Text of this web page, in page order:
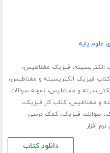
علوم پایه
الکتریسیته، فیزیک مغناطیس،
کتاب فیزیک الکتریسیته و مغناطیس،
و مغناطیس،نمونه سوالات
و مغناطیس،کتاب کار فیزیک،
، سوالات فیزیک،کمک درسی
افزار
دانلود کتاب